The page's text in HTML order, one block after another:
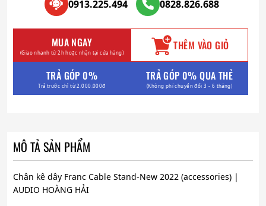
0913.225.494 0828.826.688
MUA NGAY
(Giao nhanh từ 2h hoặc nhận tại cửa hàng) THÊM VÀO GIỎ
TRẢ GÓP 0%
Trả trước chỉ từ 2.000.000đ
TRẢ GÓP 0% QUA THẺ
(Không phí chuyển đổi 3 - 6 tháng)
MÔ TẢ SẢN PHẨM
Chân kê dây Franc Cable Stand-New 2022 (accessories) |
AUDIO HOÀNG HẢI